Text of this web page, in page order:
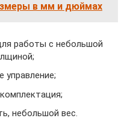
в мм и дюймах
работы с небольшой
управление;
небольшой вес.